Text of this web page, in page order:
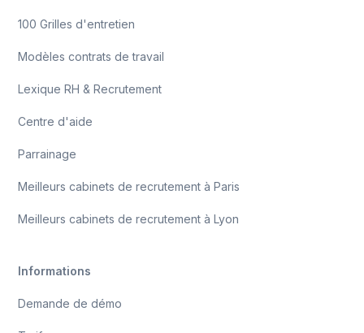
100 Grilles d'entretien
Modèles contrats de travail
Lexique RH & Recrutement
Centre d'aide
Parrainage
Meilleurs cabinets de recrutement à Paris
Meilleurs cabinets de recrutement à Lyon
Informations
Demande de démo